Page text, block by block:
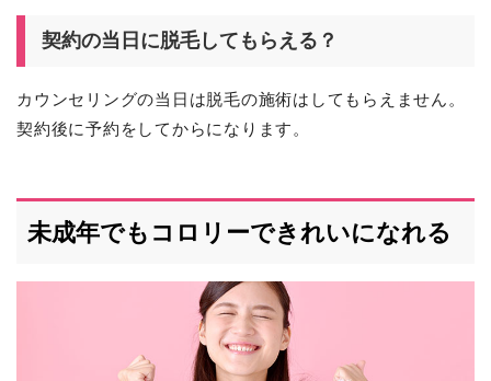
契約の当日に脱毛してもらえる？
カウンセリングの当日は脱毛の施術はしてもらえません。
契約後に予約をしてからになります。
未成年でもコロリーできれいになれる